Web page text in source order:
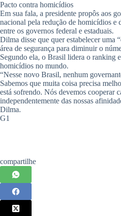
Pacto contra homicídios
Em sua fala, a presidente propôs aos
nacional pela redução de homicídios e
entre os governos federal e estaduais.
Dilma disse que quer estabelecer uma
área de segurança para diminuir o
Segundo ela, o Brasil lidera o ranking
homicídios no mundo.
“Nesse novo Brasil, nenhum
Sabemos que muita coisa precisa
está sofrendo. Nós devemos cooperar
independentemente das nossas
Dilma.
G1
compartilhe